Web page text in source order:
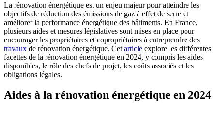
La rénovation énergétique est un enjeu majeur pour atteindre les
objectifs de réduction des émissions de gaz à effet de serre et
améliorer la performance énergétique des bâtiments. En France,
plusieurs aides et mesures législatives sont mises en place pour
encourager les propriétaires et copropriétaires à entreprendre des
travaux de rénovation énergétique. Cet article explore les différentes
facettes de la rénovation énergétique en 2024, y compris les aides
disponibles, le rôle des chefs de projet, les coûts associés et les
obligations légales.
Aides à la rénovation énergétique en 2024